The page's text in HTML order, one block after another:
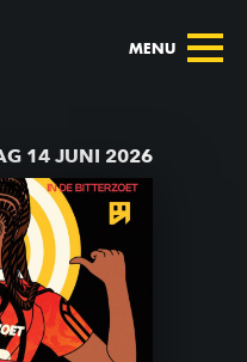
MENU
14 JUNI 2026